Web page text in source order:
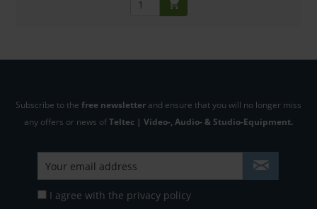
Subscribe to the free newsletter and ensure that you will no longer miss
any offers or news ofTeltec | Video-, Audio- & Studio-Equipment.
I agree with the privacy policy